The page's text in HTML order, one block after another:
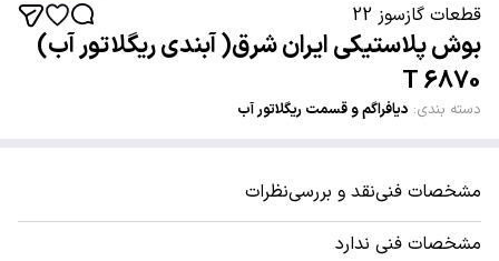
قطعات گازسوز 22
بوش پلاستیکی ایران شرق( آبندی ریگلاتور آب)
6870 T
دسته بندی: دیافراگم و قسمت ریگلاتور آب
مشخصات فنینقد و بررسینظرات
مشخصات فنی ندارد